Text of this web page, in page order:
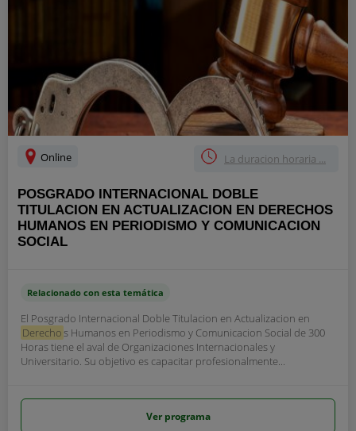
Online La duracion horaria ...
POSGRADO INTERNACIONAL DOBLE
TITULACION EN ACTUALIZACION EN DERECHOS
HUMANOS EN PERIODISMO Y COMUNICACION
SOCIAL
Relacionado con esta temática
El Posgrado Internacional Doble Titulacion en Actualizacion en
Derechos Humanos en Periodismo y Comunicacion Social de 300
Horas tiene el aval de Organizaciones Internacionales y
Universitario. Su objetivo es capacitar profesionalmente...
Ver programa